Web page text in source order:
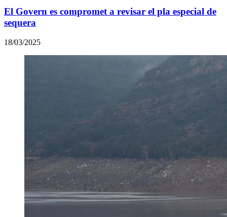
El Govern es compromet a revisar el pla especial de
sequera
18/03/2025